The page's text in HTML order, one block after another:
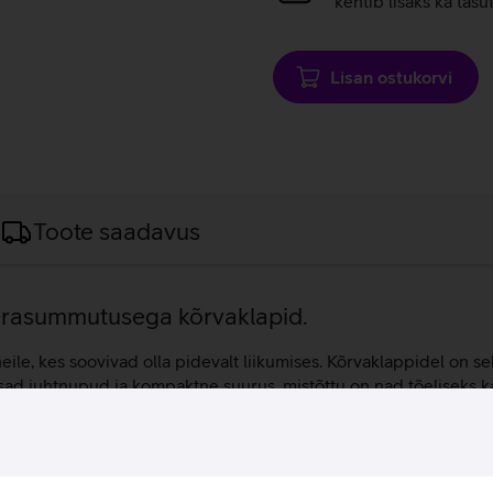
Lisan ostukorvi
Toote saadavus
kõrvaklapid.
kes soovivad olla pidevalt liikumises. Kõrvaklappidel on
juhtnupud ja kompaktne suurus, mistõttu on nad tõeliseks
kõikide situatsioonide jaoks. Klappide